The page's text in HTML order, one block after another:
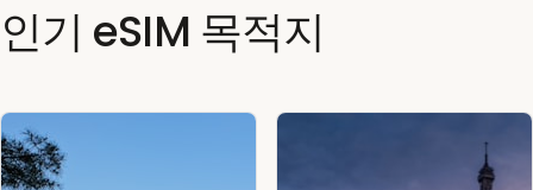
인기 eSIM 목적지